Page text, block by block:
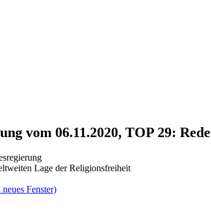
vom 06.11.2020, TOP 29:
Lage der Religionsfreiheit
Fenster)